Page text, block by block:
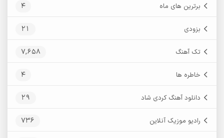
برترین های ماه 4
بزودی 21
تک آهنگ 7,658
خاطره ها 4
دانلود آهنگ کردی شاد 29
رادیو موزیک آنلاین 736